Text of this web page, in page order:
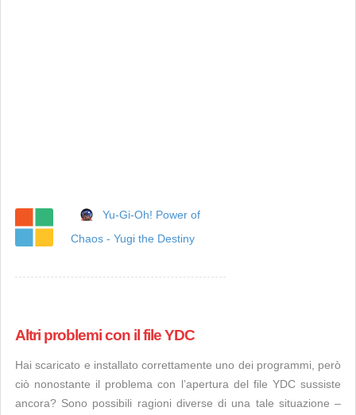
Yu-Gi-Oh! Power of
Chaos - Yugi the Destiny
Altri problemi con il file YDC
Hai scaricato e installato correttamente uno dei programmi, però
ciò nonostante il problema con l’apertura del file YDC sussiste
ancora? Sono possibili ragioni diverse di una tale situazione –